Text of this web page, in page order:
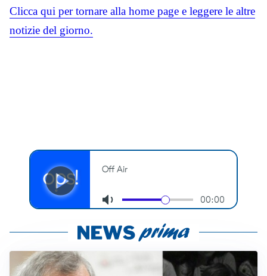
Clicca qui per tornare alla home page e leggere le altre
notizie del giorno.